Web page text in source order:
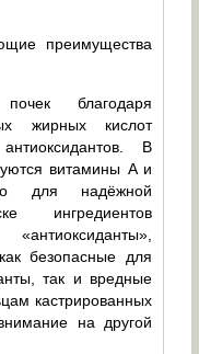
преимущества
благодаря
жирных кислот
В
витамины A и
для надёжной
ингредиентов
безопасные для
так и вредные
кастрированных
на другой